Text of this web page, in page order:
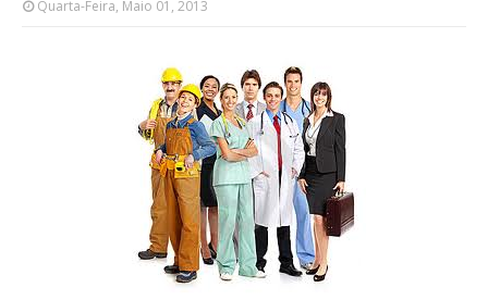
Quarta-Feira, Maio 01, 2013